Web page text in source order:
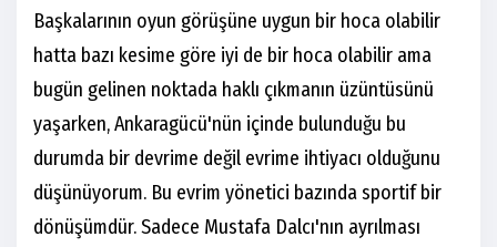
Başkalarının oyun görüşüne uygun bir hoca olabilir
hatta bazı kesime göre iyi de bir hoca olabilir ama
bugün gelinen noktada haklı çıkmanın üzüntüsünü
yaşarken, Ankaragücü'nün içinde bulunduğu bu
durumda bir devrime değil evrime ihtiyacı olduğunu
düşünüyorum. Bu evrim yönetici bazında sportif bir
dönüşümdür. Sadece Mustafa Dalcı'nın ayrılması